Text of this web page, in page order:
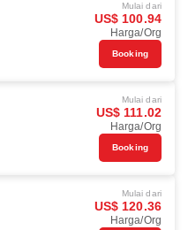
Mulai dari
US$ 100.94
Harga/Org
Booking
Mulai dari
US$ 111.02
Harga/Org
Booking
Mulai dari
US$ 120.36
Harga/Org